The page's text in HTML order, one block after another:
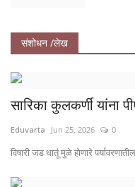
संशोधन /लेख
सारिका कुलकर्णी यांना
Eduvarta Jun 25, 2026 0
विषारी जड धातूं मुळे होणारे